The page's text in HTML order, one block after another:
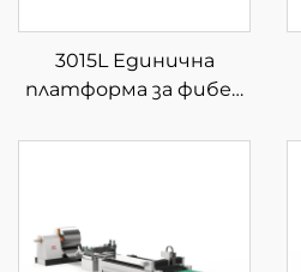
3015L Единична
платформа за фибер